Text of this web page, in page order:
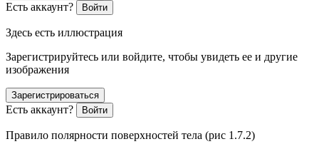
Есть аккаунт? Войти
Здесь есть иллюстрация
Зарегистрируйтесь или войдите, чтобы увидеть ее и другие
изображения
Зарегистрироваться
Есть аккаунт? Войти
Правило полярности поверхностей тела (рис 1.7.2)